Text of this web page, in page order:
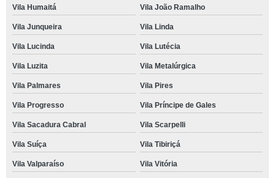
Vila Humaitá Vila João Ramalho
Vila Junqueira Vila Linda
Vila Lucinda Vila Lutécia
Vila Luzita Vila Metalúrgica
Vila Palmares Vila Pires
Vila Progresso Vila Príncipe de Gales
Vila Sacadura Cabral Vila Scarpelli
Vila Suíça Vila Tibiriçá
Vila Valparaíso Vila Vitória